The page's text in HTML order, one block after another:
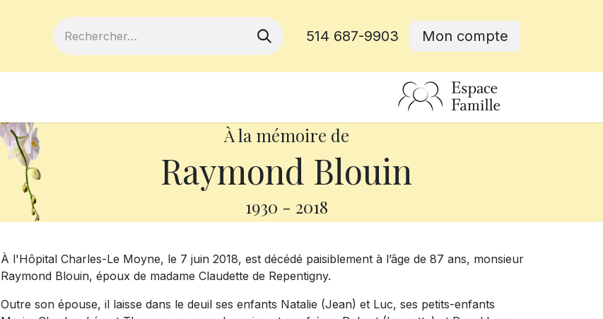
514 687-9903 Mon compte
À la mémoire de
Raymond Blouin
1930 - 2018
À l'Hôpital Charles-Le Moyne, le 7 juin 2018, est décédé paisiblement à l’âge de 87 ans, monsieur
Raymond Blouin, époux de madame Claudette de Repentigny.
Outre son épouse, il laisse dans le deuil ses enfants Natalie (Jean) et Luc, ses petits-enfants